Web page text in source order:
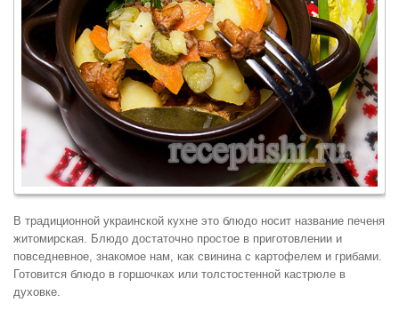
В традиционной украинской кухне это блюдо носит название печеня
житомирская. Блюдо достаточно простое в приготовлении и
повседневное, знакомое нам, как свинина с картофелем и грибами.
Готовится блюдо в горшочках или толстостенной кастрюле в
духовке.